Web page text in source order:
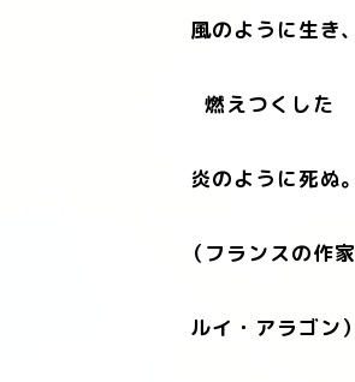
風のように生き、
燃えつくした
炎のように死ぬ。
（フランスの作家
ルイ・アラゴン）